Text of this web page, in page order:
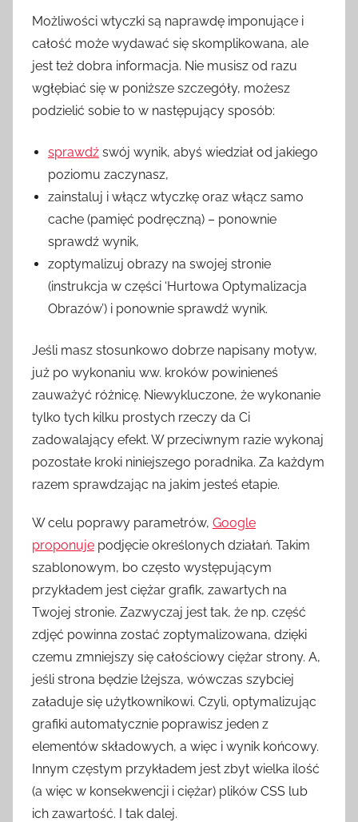
Możliwości wtyczki są naprawdę imponujące i
całość może wydawać się skomplikowana, ale
jest też dobra informacja. Nie musisz od razu
wgłębiać się w poniższe szczegóły, możesz
podzielić sobie to w następujący sposób:
sprawdź swój wynik, abyś wiedział od jakiego
poziomu zaczynasz,
zainstaluj i włącz wtyczkę oraz włącz samo
cache (pamięć podręczną) – ponownie
sprawdź wynik,
zoptymalizuj obrazy na swojej stronie
(instrukcja w części ‘Hurtowa Optymalizacja
Obrazów’) i ponownie sprawdź wynik.
Jeśli masz stosunkowo dobrze napisany motyw,
już po wykonaniu ww. kroków powinieneś
zauważyć różnicę. Niewykluczone, że wykonanie
tylko tych kilku prostych rzeczy da Ci
zadowalający efekt. W przeciwnym razie wykonaj
pozostałe kroki niniejszego poradnika. Za każdym
razem sprawdzając na jakim jesteś etapie.
W celu poprawy parametrów, Google
proponuje podjęcie określonych działań. Takim
szablonowym, bo często występującym
przykładem jest ciężar grafik, zawartych na
Twojej stronie. Zazwyczaj jest tak, że np. część
zdjęć powinna zostać zoptymalizowana, dzięki
czemu zmniejszy się całościowy ciężar strony. A,
jeśli strona będzie lżejsza, wówczas szybciej
załaduje się użytkownikowi. Czyli, optymalizując
grafiki automatycznie poprawisz jeden z
elementów składowych, a więc i wynik końcowy.
Innym częstym przykładem jest zbyt wielka ilość
(a więc w konsekwencji i ciężar) plików CSS lub
ich zawartość. I tak dalej.